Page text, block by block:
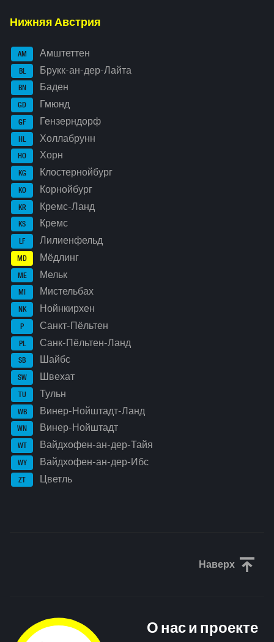
Нижняя Австрия
AM Амштеттен
BL Брукк-ан-дер-Лайта
BN Баден
GD Гмюнд
GF Гензерндорф
HL Холлабрунн
HO Хорн
KG Клостернойбург
KO Корнойбург
KR Кремс-Ланд
KS Кремс
LF Лилиенфельд
MD Мёдлинг
ME Мельк
MI Мистельбах
NK Нойнкирхен
P Санкт-Пёльтен
PL Санк-Пёльтен-Ланд
SB Шайбс
SW Швехат
TU Тульн
WB Винер-Нойштадт-Ланд
WN Винер-Нойштадт
WT Вайдхофен-ан-дер-Тайя
WY Вайдхофен-ан-дер-Ибс
ZT Цветль
Наверх
О нас и проекте